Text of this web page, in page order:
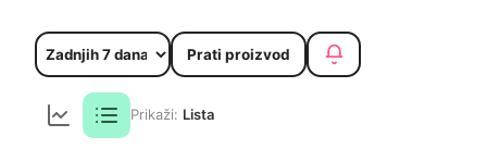
Prati proizvod
Prikaži: Lista